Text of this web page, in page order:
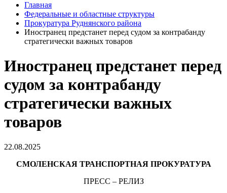
Главная
Федеральные и областные структуры
Прокуратура Руднянского района
Иностранец предстанет перед судом за контрабанду
стратегически важных товаров
Иностранец предстанет перед
судом за контрабанду
стратегически важных
товаров
22.08.2025
СМОЛЕНСКАЯ ТРАНСПОРТНАЯ ПРОКУРАТУРА
ПРЕСС – РЕЛИЗ